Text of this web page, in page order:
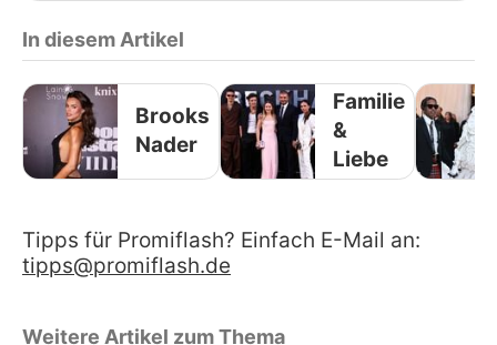
In diesem Artikel
Brooks
Nader
Familie
&
Liebe
Tipps für Promiflash? Einfach E-Mail an:
tipps@promiflash.de
Weitere Artikel zum Thema